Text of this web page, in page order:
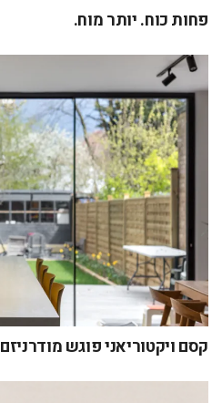
פחות כוח. יותר מוח.
קסם ויקטוריאני פוגש מודרניזם